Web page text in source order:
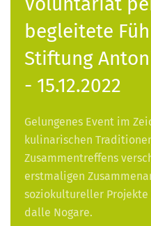
begleitete
Stiftung
- 15.12.2022
Gelungenes Event im
kulinarischen
Zusammentreffens
erstmaligen
soziokultureller
dalle Nogare.